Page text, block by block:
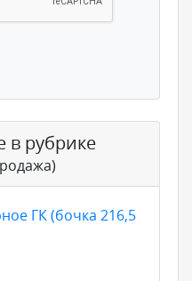
в рубрике
ГК (бочка 216,5